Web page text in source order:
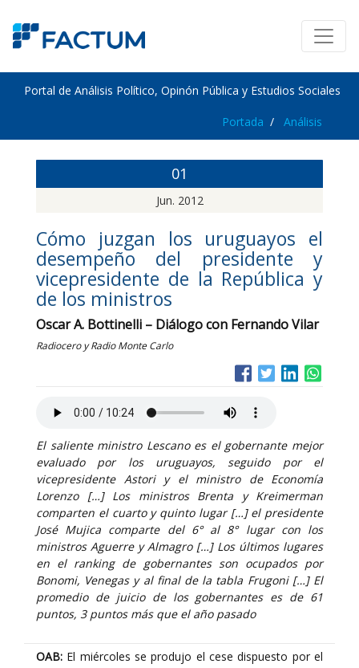
Portal de Análisis Político, Opinón Pública y Estudios Sociales
Portada Análisis
01
Jun. 2012
Cómo juzgan los uruguayos el
desempeño del presidente y
vicepresidente de la República y
de los ministros
Oscar A. Bottinelli – Diálogo con Fernando Vilar
Radiocero y Radio Monte Carlo
El saliente ministro Lescano es el gobernante mejor
evaluado por los uruguayos, seguido por el
vicepresidente Astori y el ministro de Economía
Lorenzo […] Los ministros Brenta y Kreimerman
comparten el cuarto y quinto lugar […] el presidente
José Mujica comparte del 6° al 8° lugar con los
ministros Aguerre y Almagro […] Los últimos lugares
en el ranking de gobernantes son ocupados por
Bonomi, Venegas y al final de la tabla Frugoni […] El
promedio de juicio de los gobernantes es de 61
puntos, 3 puntos más que el año pasado
OAB: El miércoles se produjo el cese dispuesto por el